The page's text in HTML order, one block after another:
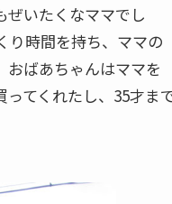
ぜいたくなママでし
り時間を持ち、ママの
おばあちゃんはママを
てくれたし、35才ま